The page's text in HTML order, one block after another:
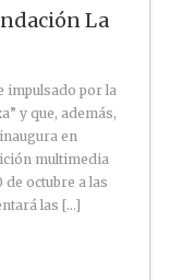
La
impulsado por la
y que, además,
en
multimedia
octubre a las
las […]